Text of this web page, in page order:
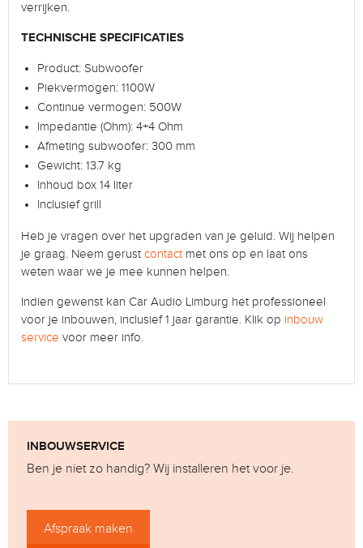
verrijken.
TECHNISCHE SPECIFICATIES
Product: Subwoofer
Piekvermogen: 1100W
Continue vermogen: 500W
Impedantie (Ohm): 4+4 Ohm
Afmeting subwoofer: 300 mm
Gewicht: 13.7 kg
Inhoud box 14 liter
Inclusief grill
Heb je vragen over het upgraden van je geluid. Wij helpen
je graag. Neem gerust contact met ons op en laat ons
weten waar we je mee kunnen helpen.
Indien gewenst kan Car Audio Limburg het professioneel
voor je inbouwen, inclusief 1 jaar garantie. Klik op inbouw
service voor meer info.
INBOUWSERVICE
Ben je niet zo handig? Wij installeren het voor je.
Afspraak maken